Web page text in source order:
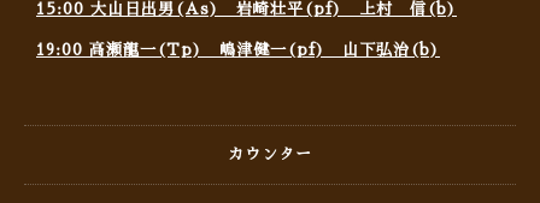
15:00 大山日出男(As) 岩崎壮平(pf) 上村 信(b)
19:00 高瀬龍一(Tp) 嶋津健一(pf) 山下弘治(b)
カウンター